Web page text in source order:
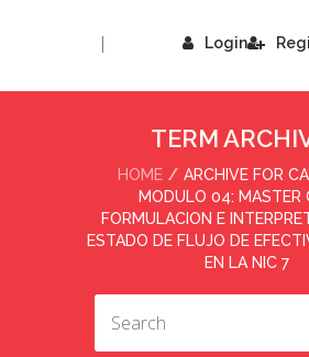
Login
|
TERM
HOME
ARCHIVE FOR
MODULO 04: MASTER
FORMULACION E
ESTADO DE FLUJO DE
EN LA NIC 7